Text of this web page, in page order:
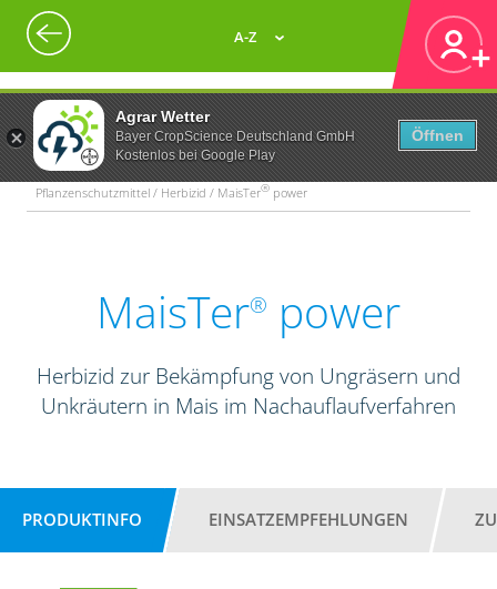
Agrar Wetter
Bayer CropScience Deutschland GmbH
Kostenlos bei Google Play
Öffnen
A-Z
Pflanzenschutzmittel / Herbizid / MaisTer® power
MaisTer® power
Herbizid zur Bekämpfung von Ungräsern und
Unkräutern in Mais im Nachauflaufverfahren
PRODUKTINFO EINSATZEMPFEHLUNGEN